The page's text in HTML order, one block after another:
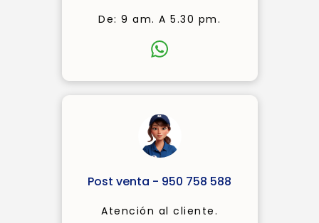
De: 9 am. A 5.30 pm.
Post venta - 950 758 588
Atención al cliente.